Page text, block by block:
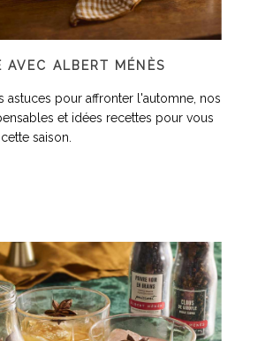
AVEC ALBERT MÉNÈS
astuces pour affronter l'automne, nos
et idées recettes pour vous
saison.